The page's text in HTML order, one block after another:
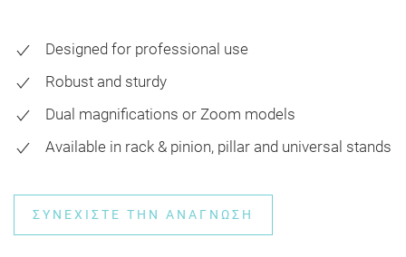
Designed for professional use
Robust and sturdy
Dual magnifications or Zoom models
Available in rack & pinion, pillar and universal stands
ΣΥΝΕΧΊΣΤΕ ΤΗΝ ΑΝΆΓΝΩΣΗ